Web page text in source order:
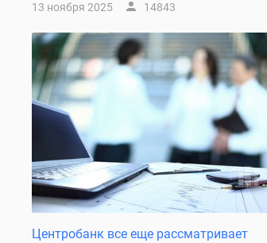
премиум-
класса
Новостройки
бизнес-
класса
Коттеджные
поселки
Петербурге
13 ноября 2025 14843
Центробанк все еще рассматривает